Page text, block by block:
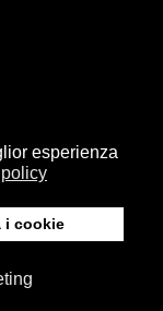
esperienza
i cookie